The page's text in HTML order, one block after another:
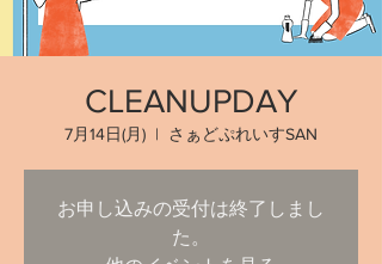
CLEANUPDAY
7月14日(月)
  |
さぁどぷれいすSAN
お申し込みの受付は終了しまし
た。